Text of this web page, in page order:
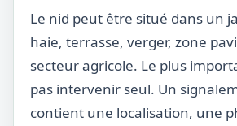
Le nid peut être situé dans un
haie, terrasse, verger, zone
secteur agricole. Le plus
pas intervenir seul. Un
contient une localisation, une